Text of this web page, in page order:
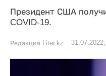
Президент США
COVID-19.
Редакция Liter.kz